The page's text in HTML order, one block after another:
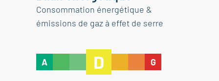
Consommation énergétique &
émissions de gaz à effet de serre
A D G